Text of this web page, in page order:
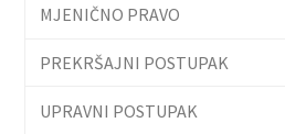
MJENIČNO PRAVO
PREKRŠAJNI POSTUPAK
UPRAVNI POSTUPAK